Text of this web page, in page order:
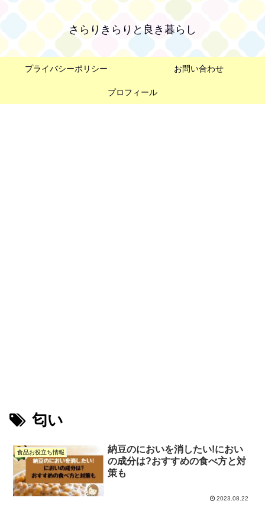
さらりきらりと良き暮らし
プライバシーポリシー お問い合わせ
プロフィール
匂い
食品お役立ち情報
納豆のにおいを消したい!におい
の成分は?おすすめの食べ方と対
策も
2023.08.22